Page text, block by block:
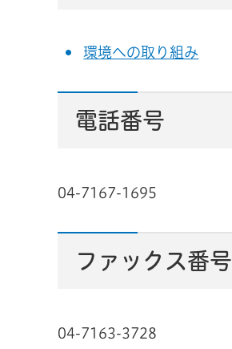
環境への取り組み
電話番号
04-7167-1695
ファックス番号
04-7163-3728